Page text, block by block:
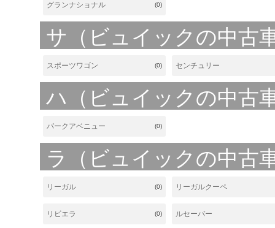
グランナショナル (0)
サ（ビュイックの中古
スポーツワゴン (0) センチュリー
ハ（ビュイックの中古
パークアベニュー (0)
ラ（ビュイックの中古
リーガル (0) リーガルクーペ
リビエラ (0) ルセーバー